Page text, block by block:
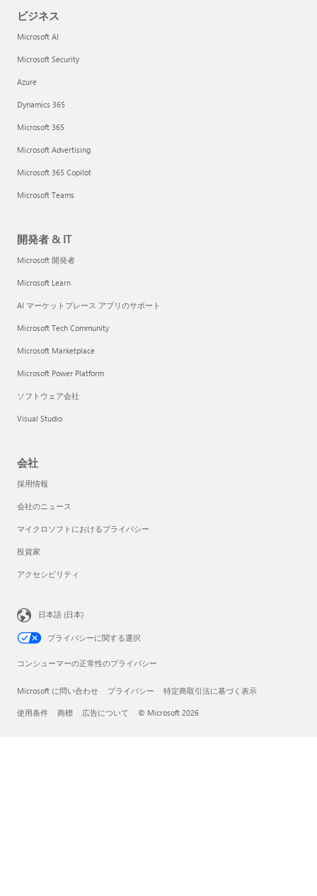
ビジネス
Microsoft AI
Microsoft Security
Azure
Dynamics 365
Microsoft 365
Microsoft Advertising
Microsoft 365 Copilot
Microsoft Teams
開発者 & IT
Microsoft 開発者
Microsoft Learn
AI マーケットプレース アプリのサポート
Microsoft Tech Community
Microsoft Marketplace
Microsoft Power Platform
ソフトウェア会社
Visual Studio
会社
採用情報
会社のニュース
マイクロソフトにおけるプライバシー
投資家
アクセシビリティ
日本語 (日本)
プライバシーに関する選択
コンシューマーの正常性のプライバシー
Microsoft に問い合わせ プライバシー 特定商取引法に基づく表示
使用条件 商標 広告について © Microsoft 2026